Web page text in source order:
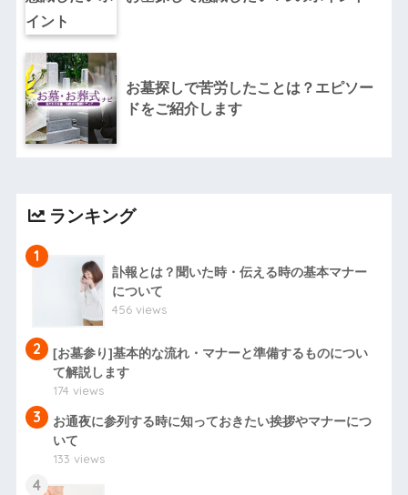
お墓探しで苦労したことは？エピソー
ドをご紹介します
ランキング
1
訃報とは？聞いた時・伝える時の基本マナー
について
456 views
2
[お墓参り]基本的な流れ・マナーと準備するものについ
て解説します
174 views
3
お通夜に参列する時に知っておきたい挨拶やマナーにつ
いて
133 views
4